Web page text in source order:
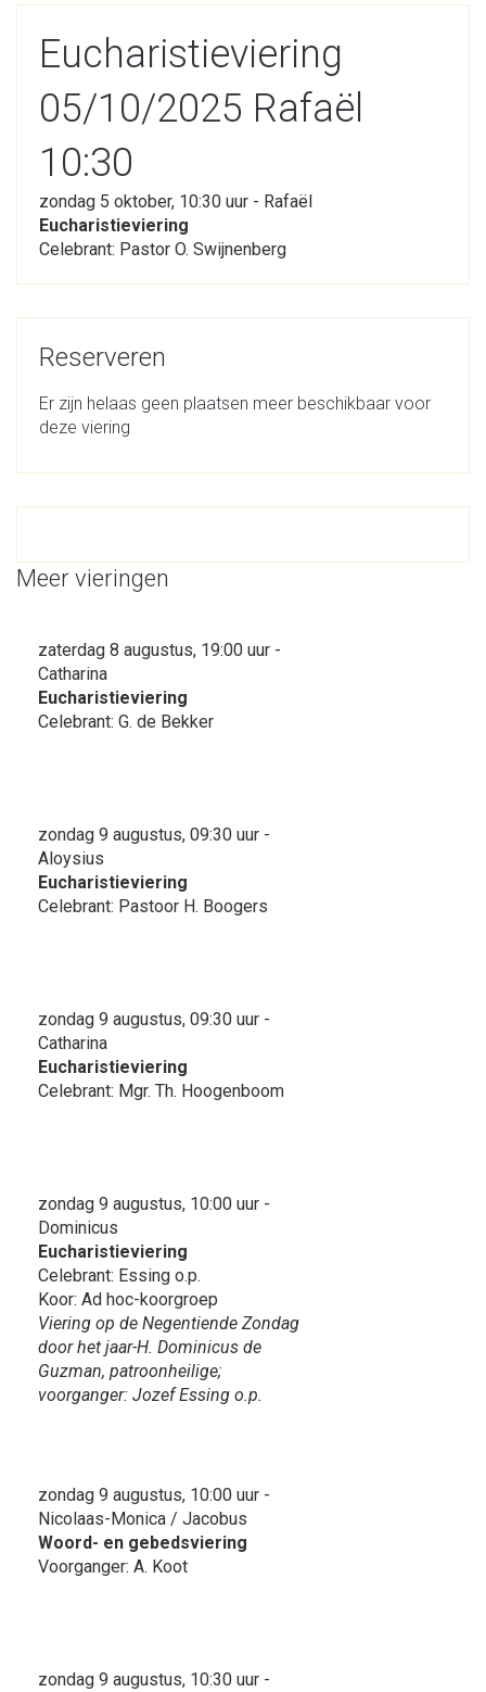
Eucharistieviering
05/10/2025 Rafaël
10:30
zondag 5 oktober, 10:30 uur - Rafaël
Eucharistieviering
Celebrant: Pastor O. Swijnenberg
Reserveren
Er zijn helaas geen plaatsen meer beschikbaar voor
deze viering
Meer vieringen
zaterdag 8 augustus, 19:00 uur -
Catharina
Eucharistieviering
Celebrant: G. de Bekker
zondag 9 augustus, 09:30 uur -
Aloysius
Eucharistieviering
Celebrant: Pastoor H. Boogers
zondag 9 augustus, 09:30 uur -
Catharina
Eucharistieviering
Celebrant: Mgr. Th. Hoogenboom
zondag 9 augustus, 10:00 uur -
Dominicus
Eucharistieviering
Celebrant: Essing o.p.
Koor: Ad hoc-koorgroep
Viering op de Negentiende Zondag
door het jaar-H. Dominicus de
Guzman, patroonheilige;
voorganger: Jozef Essing o.p.
zondag 9 augustus, 10:00 uur -
Nicolaas-Monica / Jacobus
Woord- en gebedsviering
Voorganger: A. Koot
zondag 9 augustus, 10:30 uur -